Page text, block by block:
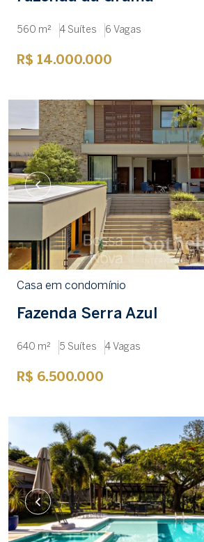
560 m² 4 Suítes 6 Vagas
R$ 14.000.000
Casa em condomínio
Fazenda Serra Azul
640 m² 5 Suítes 4 Vagas
R$ 6.500.000